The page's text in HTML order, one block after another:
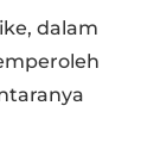
dalam